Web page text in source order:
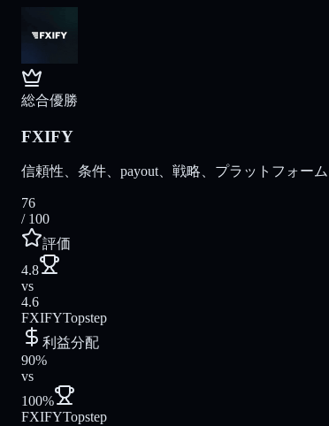
総合優勝
FXIFY
信頼性、条件、payout、戦略、プラットフォー
76
/ 100
評価
4.8
vs
4.6
FXIFYTopstep
利益分配
90%
vs
100%
FXIFYTopstep